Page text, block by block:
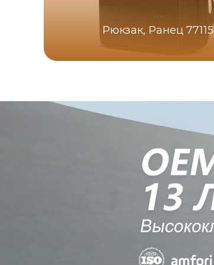
Рюкзак, Ранец 77115